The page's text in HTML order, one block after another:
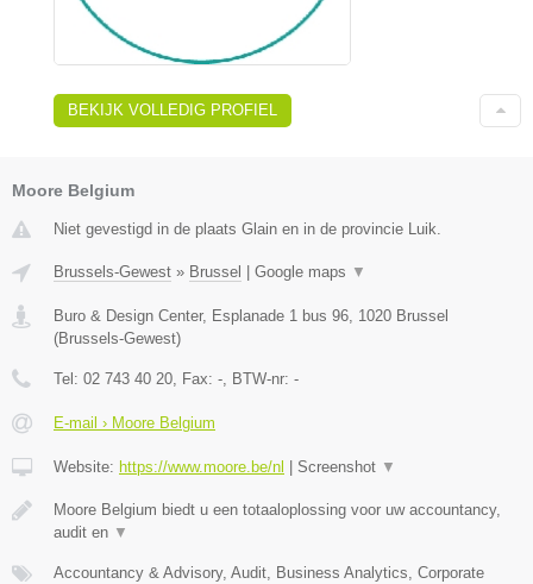
BEKIJK VOLLEDIG PROFIEL
Moore Belgium
Niet gevestigd in de plaats Glain en in de provincie Luik.
Brussels-Gewest » Brussel | Google maps ▼
Buro & Design Center, Esplanade 1 bus 96 1020 Brussel
(Brussels-Gewest)
Tel: 02 743 40 20 , Fax: - , BTW-nr: -
E-mail › Moore Belgium
Website: https://www.moore.be/nl | Screenshot ▼
Moore Belgium biedt u een totaaloplossing voor uw accountancy,
audit en ▼
Accountancy & Advisory, Audit, Business Analytics, Corporate